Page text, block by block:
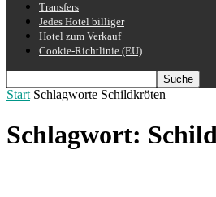
Transfers
Jedes Hotel billiger
Hotel zum Verkauf
Cookie-Richtlinie (EU)
Start Schlagworte Schildkröten
Schlagwort: